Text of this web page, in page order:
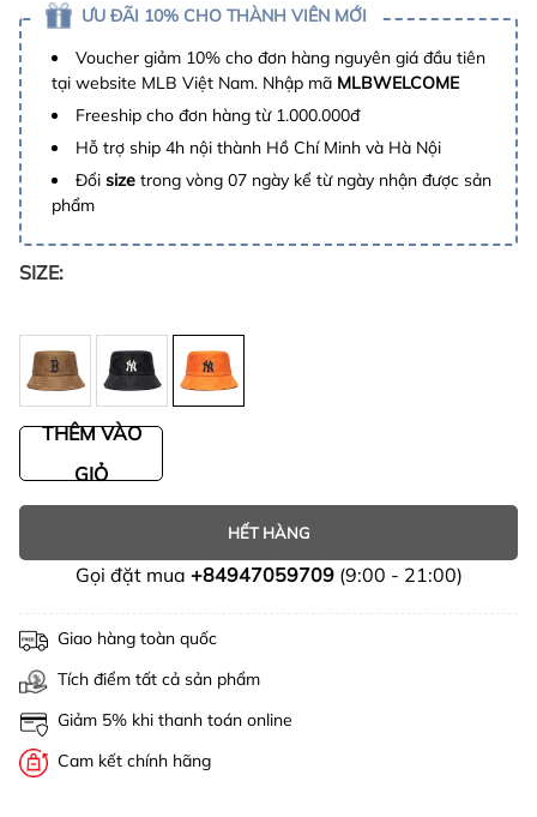
ƯU ĐÃI 10% CHO THÀNH VIÊN MỚI
Voucher giảm 10% cho đơn hàng nguyên giá đầu tiên
tại website MLB Việt Nam. Nhập mã MLBWELCOME
Freeship cho đơn hàng từ 1.000.000đ
Hỗ trợ ship 4h nội thành Hồ Chí Minh và Hà Nội
Đổi size trong vòng 07 ngày kể từ ngày nhận được sản
phẩm
SIZE:
THÊM VÀO
GIỎ
HẾT HÀNG
Gọi đặt mua +84947059709(9:00 - 21:00)
Giao hàng toàn quốc
Tích điểm tất cả sản phẩm
Giảm 5% khi thanh toán online
Cam kết chính hãng